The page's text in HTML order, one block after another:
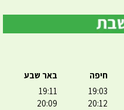
חיפה
19:03
20:12
באר שבע
19:11
20:09